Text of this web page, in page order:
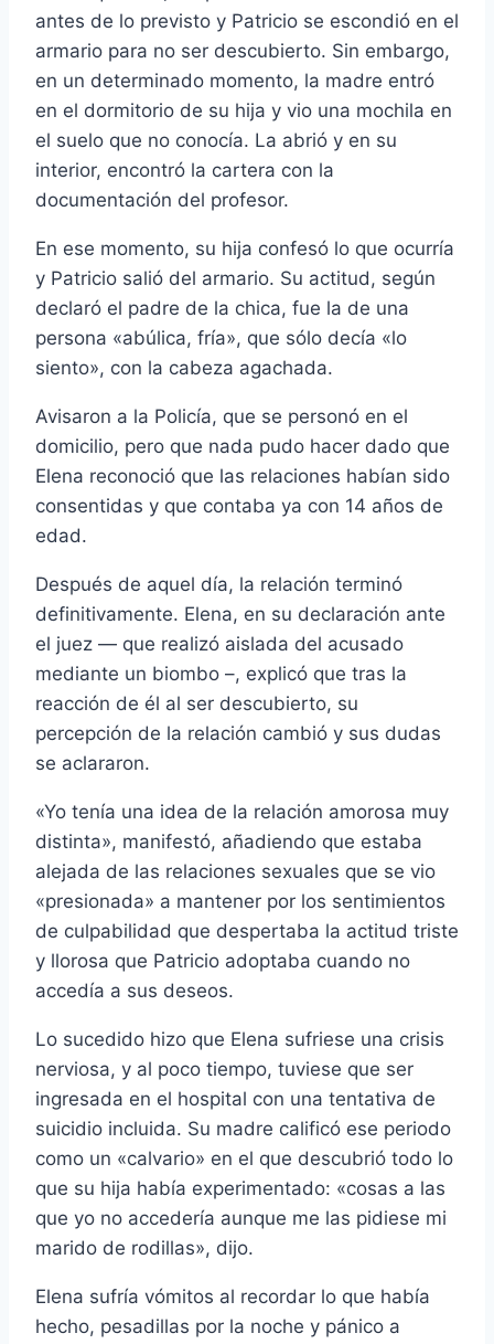
antes de lo previsto y Patricio se escondió en el
armario para no ser descubierto. Sin embargo,
en un determinado momento, la madre entró
en el dormitorio de su hija y vio una mochila en
el suelo que no conocí­a. La abrió y en su
interior, encontró la cartera con la
documentación del profesor.
En ese momento, su hija confesó lo que ocurrí­a
y Patricio salió del armario. Su actitud, según
declaró el padre de la chica, fue la de una
persona «abúlica, frí­a», que sólo decí­a «lo
siento», con la cabeza agachada.
Avisaron a la Policí­a, que se personó en el
domicilio, pero que nada pudo hacer dado que
Elena reconoció que las relaciones habí­an sido
consentidas y que contaba ya con 14 años de
edad.
Después de aquel dí­a, la relación terminó
definitivamente. Elena, en su declaración ante
el juez — que realizó aislada del acusado
mediante un biombo –, explicó que tras la
reacción de él al ser descubierto, su
percepción de la relación cambió y sus dudas
se aclararon.
«Yo tení­a una idea de la relación amorosa muy
distinta», manifestó, añadiendo que estaba
alejada de las relaciones sexuales que se vio
«presionada» a mantener por los sentimientos
de culpabilidad que despertaba la actitud triste
y llorosa que Patricio adoptaba cuando no
accedí­a a sus deseos.
Lo sucedido hizo que Elena sufriese una crisis
nerviosa, y al poco tiempo, tuviese que ser
ingresada en el hospital con una tentativa de
suicidio incluida. Su madre calificó ese periodo
como un «calvario» en el que descubrió todo lo
que su hija habí­a experimentado: «cosas a las
que yo no accederí­a aunque me las pidiese mi
marido de rodillas», dijo.
Elena sufrí­a vómitos al recordar lo que habí­a
hecho, pesadillas por la noche y pánico a